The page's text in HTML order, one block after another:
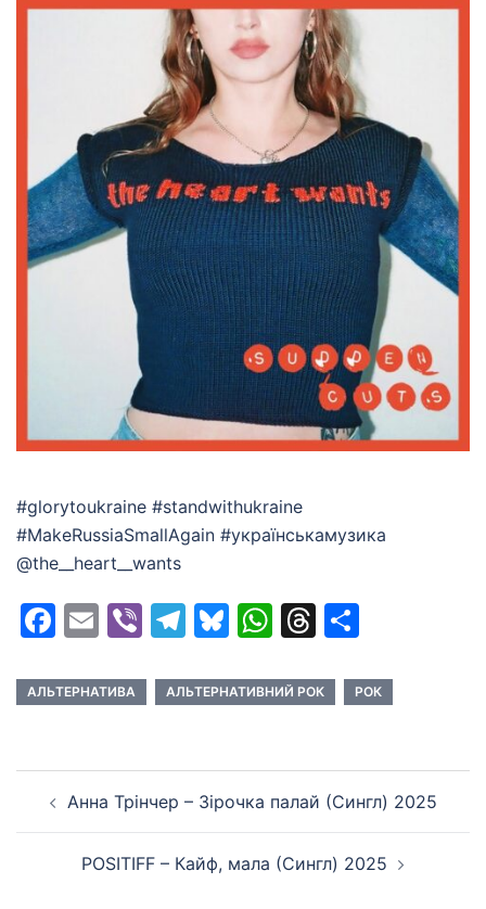
#glorytoukraine #standwithukraine
#MakeRussiaSmallAgain #українськамузика
@the__heart__wants
Facebook
EmailViberTelegram
Bluesky
WhatsApp
Threads
АЛЬТЕРНАТИВА АЛЬТЕРНАТИВНИЙ РОК РОК
navigation
Анна Трінчер – Зірочка палай (Сингл) 2025
POSITIFF – Кайф, мала (Сингл) 2025